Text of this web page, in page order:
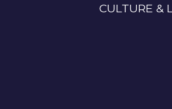
CULTURE &